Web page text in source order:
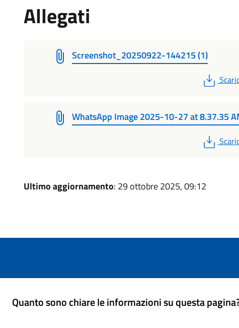
Allegati
Screenshot_20250922-144215 (1)
PDF
WhatsApp Image 2025-10-27 at 8.37.35
PDF
Ultimo aggiornamento: 29 ottobre 2025, 09:12
Quanto sono chiare le informazioni su questa